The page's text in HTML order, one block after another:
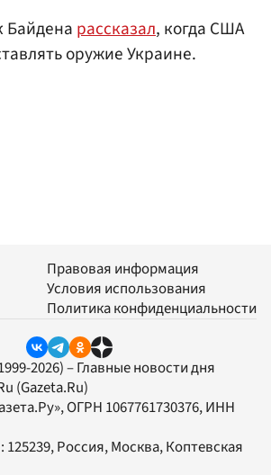
Байдена рассказал, когда США
оружие Украине.
Правовая информация
Условия использования
Политика конфиденциальности
2026) – Главные новости дня
(Gazeta.Ru)
, ОГРН 1067761730376, ИНН
125239, Россия, Москва, Коптевская